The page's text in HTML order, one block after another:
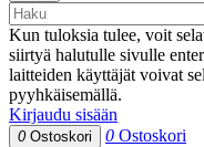
Kun tuloksia tulee, voit
siirtyä halutulle sivulle
laitteiden käyttäjät voivat
pyyhkäisemällä.
Kirjaudu sisään
0 Ostoskori 0 Ostoskori